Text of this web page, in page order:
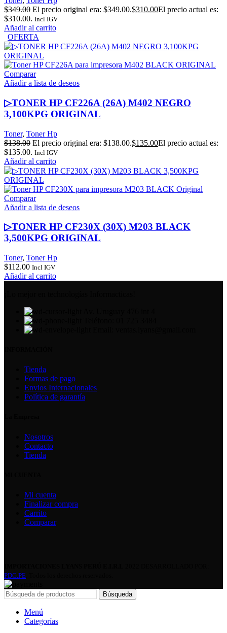
$349.00 El precio original era: $349.00.$310.00El precio actual es:
$310.00. Incl IGV
Añadir al carrito
OFERTA
Comparar
Añadir a lista de deseos
▷TONER HP CF226A (26A) M402 NEGRO
3,100KPG ORIGINAL
Toner, Toner Hp
$138.00 El precio original era: $138.00.$135.00El precio actual es:
$135.00. Incl IGV
Añadir al carrito
Comparar
Añadir a lista de deseos
▷TONER HP CF230X (30X) M203 BLACK
3,500KPG ORIGINAL
Toner, Toner Hp
$112.00 Incl IGV
Añadir al carrito
Tienda
Formas de pago
Envios Internacionales
Política de garantía
Nosotros
Contacto
Tienda
Mi cuenta
Finalizar compra
Carrito
Comparar
PDG.PE
Búsqueda
Menú
Categorías